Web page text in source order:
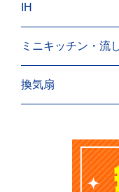
IH
ミニキッチン・流
換気扇